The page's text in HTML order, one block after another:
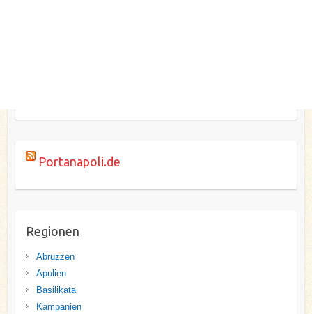
Portanapoli.de
Regionen
Abruzzen
Apulien
Basilikata
Kampanien